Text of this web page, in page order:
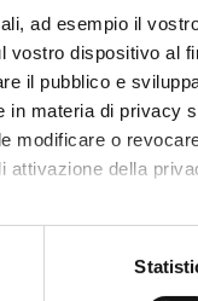
ad esempio il
dispositivo al
il pubblico e
materia di privacy
modificare o
attivazione della
con